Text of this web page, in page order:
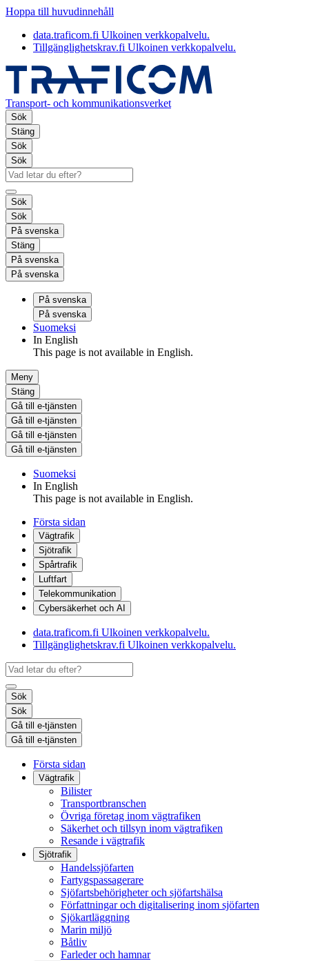
Hoppa till huvudinnehåll
data.traficom.fi Ulkoinen verkkopalvelu.
Tillgänglighetskrav.fi Ulkoinen verkkopalvelu.
Transport- och kommunikationsverket
Sök
Stäng
Sök
Sök
Sök
Sök
På svenska
Stäng
På svenska
På svenska
På svenska
På svenska
Suomeksi
In English
This page is not available in English.
Meny
Stäng
Gå till e-tjänsten
Gå till e-tjänsten
Gå till e-tjänsten
Gå till e-tjänsten
Suomeksi
In English
This page is not available in English.
Första sidan
Vägtrafik
Sjötrafik
Spårtrafik
Luftfart
Telekommunikation
Cybersäkerhet och AI
data.traficom.fi Ulkoinen verkkopalvelu.
Tillgänglighetskrav.fi Ulkoinen verkkopalvelu.
Sök
Sök
Gå till e-tjänsten
Gå till e-tjänsten
Första sidan
Vägtrafik
Bilister
Transportbranschen
Övriga företag inom vägtrafiken
Säkerhet och tillsyn inom vägtrafiken
Resande i vägtrafik
Sjötrafik
Handelssjöfarten
Fartygspassagerare
Sjöfartsbehörigheter och sjöfartshälsa
Författningar och digitalisering inom sjöfarten
Sjökartläggning
Marin miljö
Båtliv
Farleder och hamnar